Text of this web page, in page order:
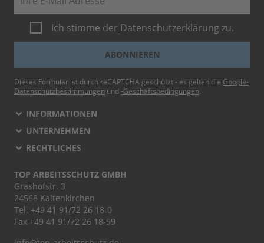
Ich stimme der Datenschutzerklärung zu.
ABONNIEREN
Dieses Formular ist durch reCAPTCHA geschützt - es gelten die Google-
Datenschutzbestimmungen und -Geschäftsbedingungen.
INFORMATIONEN
UNTERNEHMEN
RECHTLICHES
TOP ARBEITSSCHUTZ GMBH
Grashofstr. 3
24568 Kaltenkirchen
Tel. +49 41 91/72 26 18-0
Fax +49 41 91/72 26 18-99